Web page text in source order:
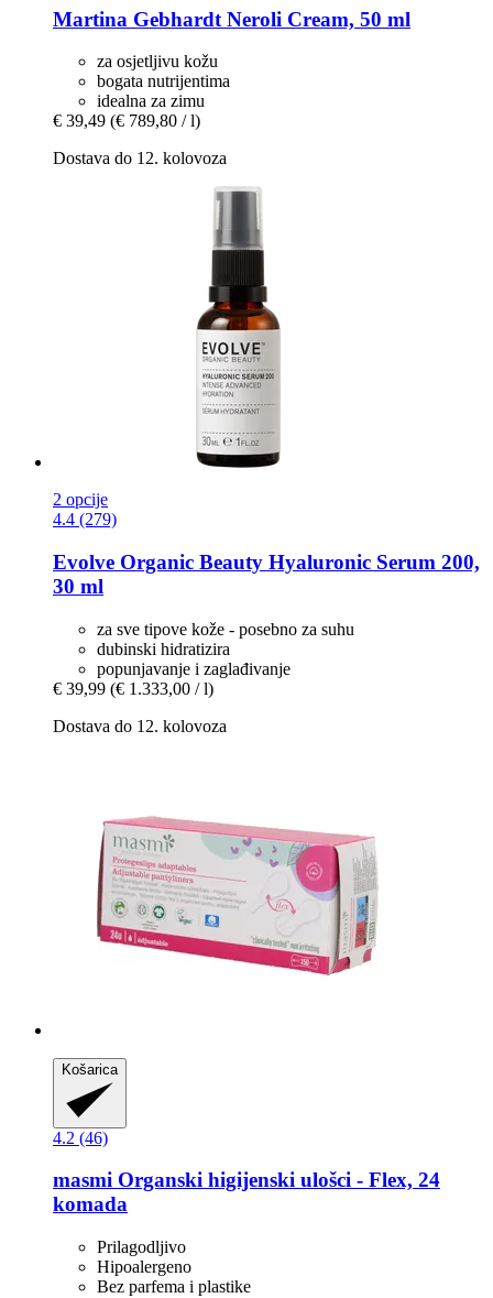
Martina Gebhardt Neroli Cream, 50 ml
za osjetljivu kožu
bogata nutrijentima
idealna za zimu
€ 39,49 (€ 789,80 / l)
Dostava do 12. kolovoza
2 opcije
4.4 (279)
Evolve Organic Beauty Hyaluronic Serum 200,
30 ml
za sve tipove kože - posebno za suhu
dubinski hidratizira
popunjavanje i zaglađivanje
€ 39,99 (€ 1.333,00 / l)
Dostava do 12. kolovoza
Košarica
4.2 (46)
masmi Organski higijenski ulošci -​ Flex, 24
komada
Prilagodljivo
Hipoalergeno
Bez parfema i plastike